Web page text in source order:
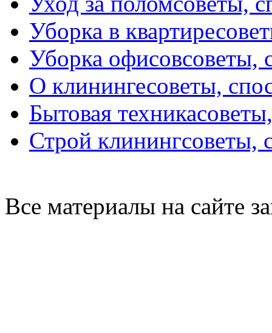
Уборка в квартире
Уборка офисовсоветы,
О клинингесоветы,
Бытовая техника
Строй клинингсоветы,
Все материалы на сайте